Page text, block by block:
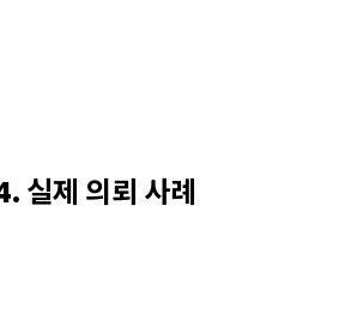
실제 의뢰 사례